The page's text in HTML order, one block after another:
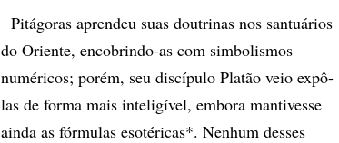
Pitágoras aprendeu suas doutrinas nos santuários
do Oriente, encobrindo-as com simbolismos
numéricos; porém, seu discípulo Platão veio expô-
las de forma mais inteligível, embora mantivesse
ainda as fórmulas esotéricas*. Nenhum desses